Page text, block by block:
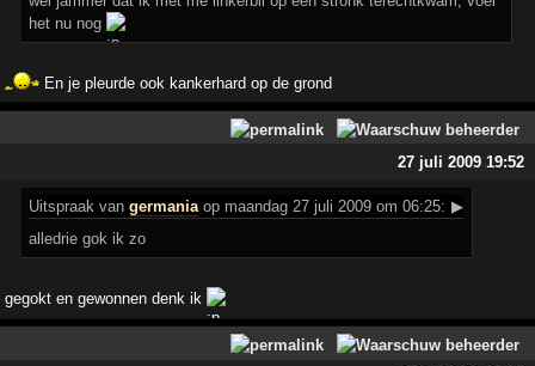
het nu nog
En je pleurde ook kankerhard op de grond
27 juli 2009 19:52
Uitspraak vangermaniaop maandag 27 juli 2009 om 06:25: ▶
alledrie gok ik zo
gegokt en gewonnen denk ik